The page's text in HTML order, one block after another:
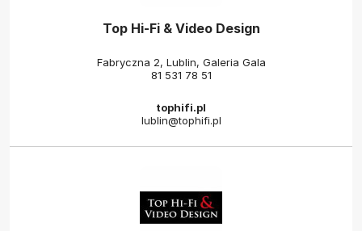
Top Hi-Fi & Video Design
Fabryczna 2, Lublin, Galeria Gala
81 531 78 51
tophifi.pl
lublin@tophifi.pl